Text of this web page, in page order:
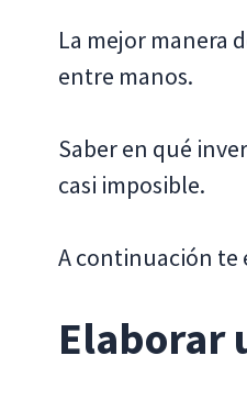
La mejor manera
entre manos.
Saber en qué
casi imposible.
A continuación te
Elaborar